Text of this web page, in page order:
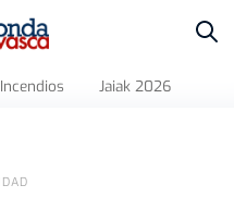
Incendios Jaiak 2026